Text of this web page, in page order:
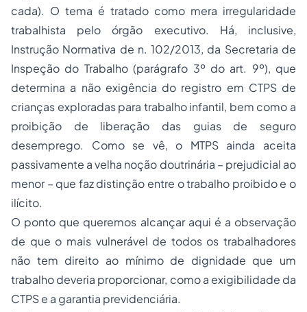
cada). O tema é tratado como mera irregularidade
trabalhista pelo órgão executivo. Há, inclusive,
Instrução Normativa de n. 102/2013, da Secretaria de
Inspeção do Trabalho (parágrafo 3º do art. 9º), que
determina a não exigência do registro em CTPS de
crianças exploradas para trabalho infantil, bem como a
proibição de liberação das guias de seguro
desemprego. Como se vê, o MTPS ainda aceita
passivamente a velha noção doutrinária – prejudicial ao
menor – que faz distinção entre o trabalho proibido e o
ilícito.
O ponto que queremos alcançar aqui é a observação
de que o mais vulnerável de todos os trabalhadores
não tem direito ao mínimo de dignidade que um
trabalho deveria proporcionar, como a exigibilidade da
CTPS e a garantia previdenciária.